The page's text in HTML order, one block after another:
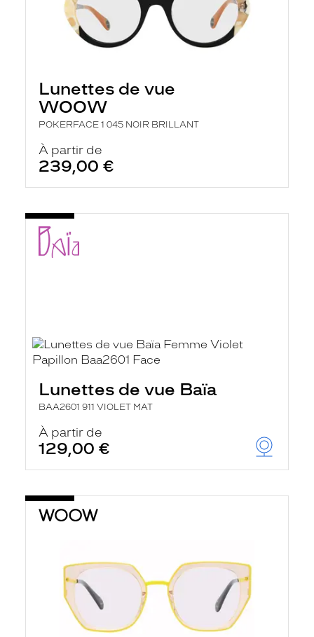
Lunettes de vue
WOOW
POKERFACE 1 045 NOIR BRILLANT
À partir de
239,00 €
Lunettes de vue Baïa
BAA2601 911 VIOLET MAT
À partir de
129,00 €